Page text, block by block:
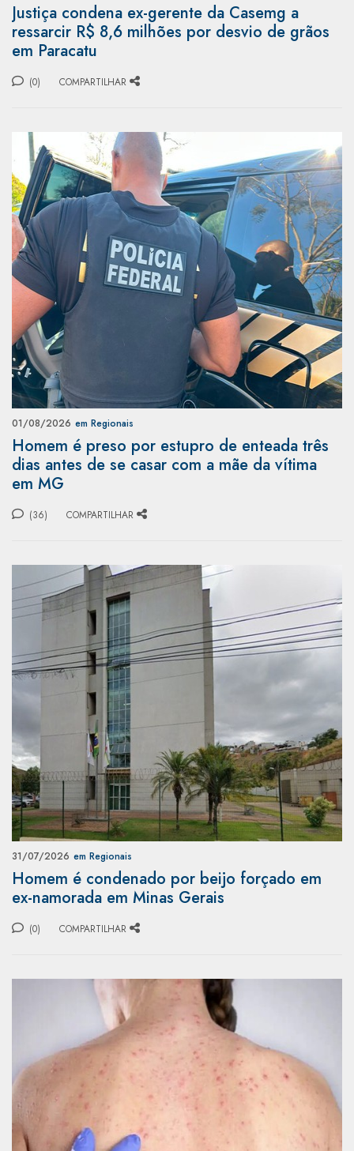
Justiça condena ex-gerente da Casemg a
ressarcir R$ 8,6 milhões por desvio de grãos
em Paracatu
(0) COMPARTILHAR
01/08/2026 em Regionais
Homem é preso por estupro de enteada três
dias antes de se casar com a mãe da vítima
em MG
(36) COMPARTILHAR
31/07/2026 em Regionais
Homem é condenado por beijo forçado em
ex-namorada em Minas Gerais
(0) COMPARTILHAR